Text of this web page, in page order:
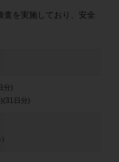
査を実施しており、安全
分)
日分)